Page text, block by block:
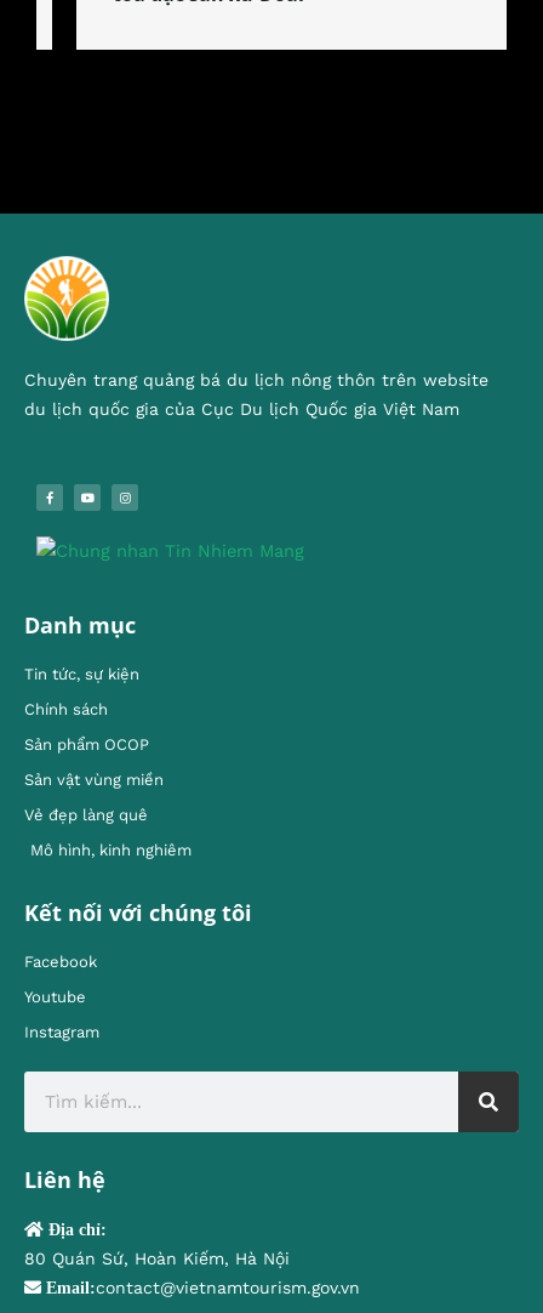
Chuyên trang quảng bá du lịch nông thôn trên website
du lịch quốc gia của Cục Du lịch Quốc gia Việt Nam
Danh mục
Tin tức, sự kiện
Chính sách
Sản phẩm OCOP
Sản vật vùng miền
Vẻ đẹp làng quê
Mô hình, kinh nghiêm
Kết nối với chúng tôi
Facebook
Youtube
Instagram
Liên hệ
Địa chỉ:
80 Quán Sứ, Hoàn Kiếm, Hà Nội
Email:contact@vietnamtourism.gov.vn